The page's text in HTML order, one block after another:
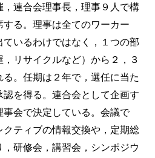
連合会理事長，理事９人で構
る。理事は全てのワーカー
いるわけではなく，１つの部
リサイクルなど）から２，３
。任期は２年で，選任に当た
を得る。連合会として企画す
事会で決定している。会議で
ティブの情報交換や，定期総
研修会，講習会，シンポジウ